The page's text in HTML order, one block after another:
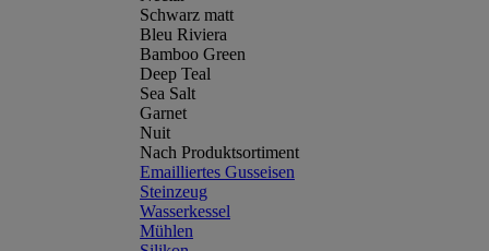
Schwarz matt
Bleu Riviera
Bamboo Green
Deep Teal
Sea Salt
Garnet
Nuit
Nach Produktsortiment
Emailliertes Gusseisen
Steinzeug
Wasserkessel
Mühlen